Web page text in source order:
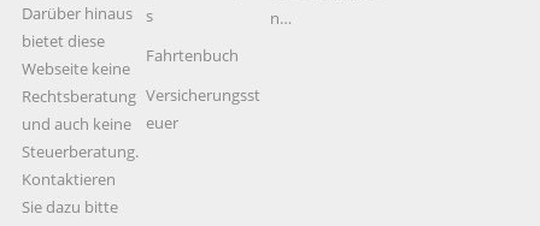
Darüber hinaus
bietet diese
Webseite keine
Rechtsberatung
und auch keine
Steuerberatung.
Kontaktieren
Sie dazu bitte
s
Fahrtenbuch
Versicherungsst
euer
n…